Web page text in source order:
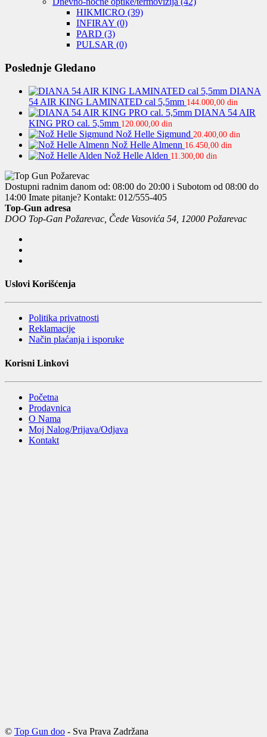
HIKMICRO (39)
INFIRAY (0)
PARD (3)
PULSAR (0)
Poslednje Gledano
DIANA
54 AIR KING LAMINATED cal 5,5mm 144.000,00 din
DIANA 54 AIR
KING PRO cal. 5,5mm 120.000,00 din
Nož Helle Sigmund 20.400,00 din
Nož Helle Almenn 16.450,00 din
Nož Helle Alden 11.300,00 din
Dostupni radnim danom od: 08:00 do 20:00 i Subotom od 08:00 do
14:00 Imate pitanje? Kontakt: 012/555-405
Top-Gun adresa
DOO Top-Gan Požarevac, Čede Vasovića 54, 12000 Požarevac
Uslovi Korišćenja
Politika privatnosti
Reklamacije
Način plaćanja i isporuke
Korisni Linkovi
Početna
Prodavnica
O Nama
Moj Nalog/Prijava/Odjava
Kontakt
© Top Gun doo - Sva Prava Zadržana